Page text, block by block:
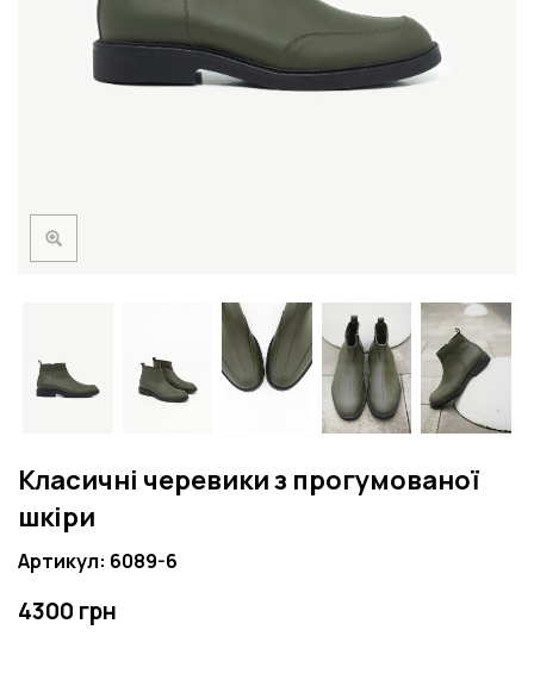
Класичні черевики з прогумованої
шкіри
Артикул: 6089-6
4300 грн